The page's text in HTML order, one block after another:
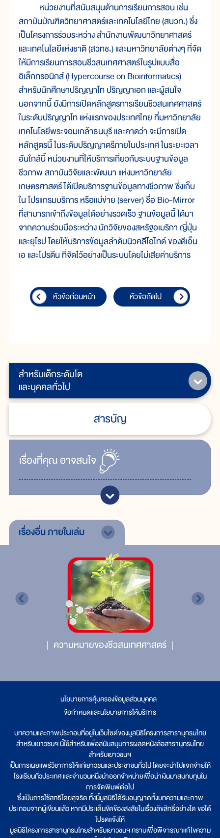
สำหรับเด็กระดับโต
และบุคคลทั่วไป
สารบัญ
เรื่ิองที่คุณอาจสนใจ
หน่วยงานที่สนับสนุนด้านการเรียนการสอน เช่น
สถาบันบัณฑิตวิทยาศาสตร์และเทคโนโลยีไทย (สบวท.) ซึ่ง
เป็นโครงการร่วมระหว่าง สำนักงานพัฒนาวิทยาศาสตร์
และเทคโนโลยีแห่งชาติ (สวทช.) และมหาวิทยาลัยต่างๆ ที่จัด
ให้มีการเรียนการสอนชีวสนเทศศาสตร์ในรูปแบบสื่อ
อิเล็กทรอนิกส์ (Hypercourse on Bioinformatics)
สำหรับนักศึกษาปริญญาโท ปริญญาเอก และผู้สนใจ
นอกจากนี้ ยังมีการเปิดหลักสูตรการเรียนชีวสนเทศศาสตร์
ในระดับปริญญาโท แห่งแรกของประเทศไทย ที่มหาวิทยาลัย
เทคโนโลยีพระจอมเกล้าธนบุรี และคาดว่า จะมีการเปิด
หลักสูตรนี้ ในระดับปริญญาตรีภายในประเทศ ในระยะเวลา
อันใกล้นี้ หน่วยงานที่ให้บริการเกี่ยวกับระบบฐานข้อมูล
ชีวภาพ สถาบันวิจัยและพัฒนา แห่งมหาวิทยาลัย
เกษตรศาสตร์ ได้เปิดบริการฐานข้อมูลทางชีวภาพ ซึ่งเก็บ
ใน โปรแกรมบริการ หรือแม่ข่าย (server) ชื่อ Bio-Mirror
ที่สามารถเข้าถึงข้อมูลได้อย่างรวดเร็ว ฐานข้อมูลนี้ ได้มา
จากความร่วมมือระหว่าง นักวิจัยของสหรัฐอเมริกา ญี่ปุ่น
และยุโรป โดยให้บริการข้อมูลลำดับนิวคลีโอไทด์ ของดีเอ็น
เอ และโปรตีน ที่จัดไว้อย่างเป็นระบบโดยไม่เสียค่าบริการ
หัวข้อก่อนหน้า หัวข้อถัดไป
เรื่องอื่นภายในเล่ม
ความหมายของชีวสนเทศศาสตร์
นโยบายการคุ้มครองข้อมูลส่วนบุคคล
ข้อกำหนดและนโยบายการให้บริการ
บทความและภาพประกอบที่อยู่ในเว็บไซต์ของมูลนิธิโครงการสารานุกรมไทย
สำหรับเยาวชนฯ นี้ใช้สำหรับเพื่อสนับสนุนการผลิตหนังสือสารานุกรมไทย
สำหรับเยาวชนฯ
เป็นการเผยแพร่วิชาการให้แก่เยาวชนและประชาชนทั่วไป โดยจะนำไปแจกจ่ายให้
โรงเรียนทั่วประเทศ และจำนวนหนึ่งนำออกจำหน่ายเพื่อนำเงินมาสมทบทุนใน
การจัดพิมพ์ต่อไป
ซึ่งเป็นการใช้สิทธิโดยสุจริต ทั้งนี้มูลนิธิได้รับอนุญาตทั้งบทความและภาพ
ประกอบจากผู้เขียนแล้ว หากมีประเด็นขัดข้องสงสัยในเรื่องลิขสิทธิ์อย่างใด ขอได้
โปรดแจ้งให้
มูลนิธิโครงการสารานุกรมไทยสำหรับเยาวชนฯ ทราบเพื่อพิจารณาแก้ไขความ